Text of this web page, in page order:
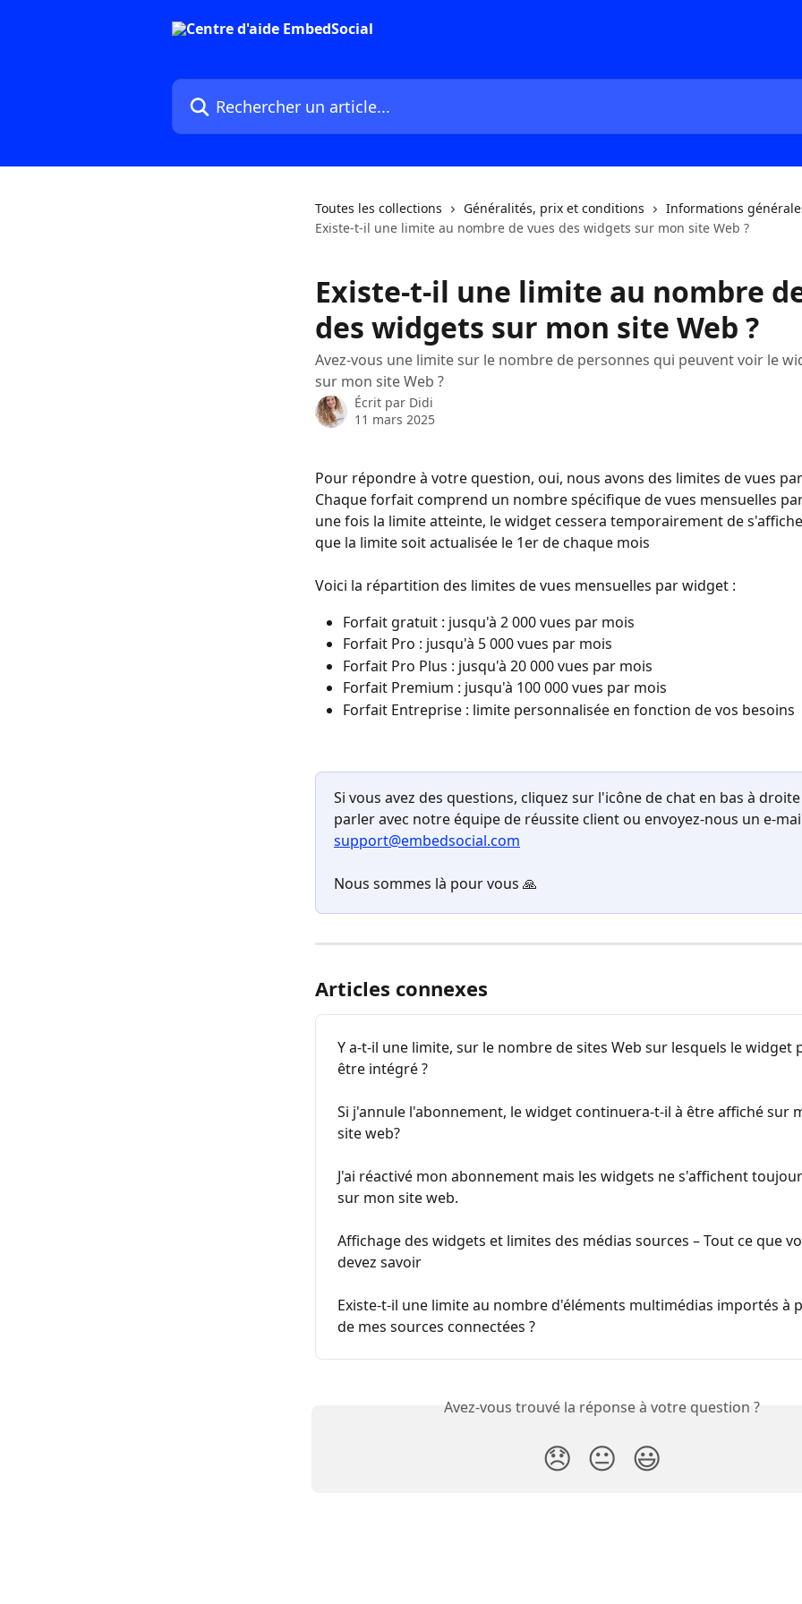
Rechercher un article...
Toutes les collections Généralités, prix et conditions
Informations
Existe-t-il une limite au nombre de vues des widgets sur mon site Web ?
Existe-t-il une limite au nombre
des widgets sur mon site Web ?
Avez-vous une limite sur le nombre de personnes qui peuvent voir le
sur mon site Web ?
Écrit par Didi
11 mars 2025
Pour répondre à votre question, oui, nous avons des limites de vues
Chaque forfait comprend un nombre spécifique de vues mensuelles
une fois la limite atteinte, le widget cessera temporairement de
que la limite soit actualisée le 1er de chaque mois
Voici la répartition des limites de vues mensuelles par widget :
Forfait gratuit : jusqu'à 2 000 vues par mois
Forfait Pro : jusqu'à 5 000 vues par mois
Forfait Pro Plus : jusqu'à 20 000 vues par mois
Forfait Premium : jusqu'à 100 000 vues par mois
Forfait Entreprise : limite personnalisée en fonction de vos besoins
Si vous avez des questions, cliquez sur l'icône de chat en bas à
parler avec notre équipe de réussite client ou envoyez-nous un e-
support@embedsocial.com
Nous sommes là pour vous 🙏
Articles connexes
Y a-t-il une limite, sur le nombre de sites Web sur lesquels le widget
être intégré ?
Si j'annule l'abonnement, le widget continuera-t-il à être affiché sur
site web?
J'ai réactivé mon abonnement mais les widgets ne s'affichent
sur mon site web.
Affichage des widgets et limites des médias sources – Tout ce que
devez savoir
Existe-t-il une limite au nombre d'éléments multimédias importés à
de mes sources connectées ?
Avez-vous trouvé la réponse à votre question ?
😞 😐 😃